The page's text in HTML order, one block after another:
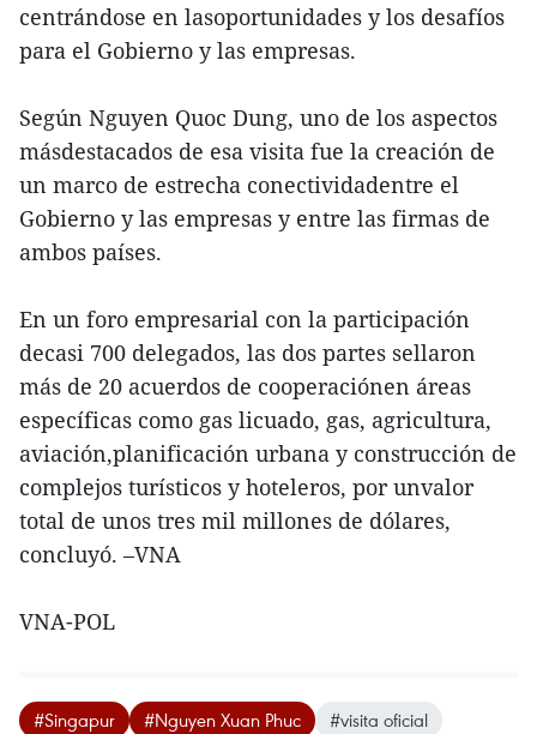
centrándose en lasoportunidades y los desafíos
para el Gobierno y las empresas.
Según Nguyen Quoc Dung, uno de los aspectos
másdestacados de esa visita fue la creación de
un marco de estrecha conectividadentre el
Gobierno y las empresas y entre las firmas de
ambos países.
En un foro empresarial con la participación
decasi 700 delegados, las dos partes sellaron
más de 20 acuerdos de cooperaciónen áreas
específicas como gas licuado, gas, agricultura,
aviación,planificación urbana y construcción de
complejos turísticos y hoteleros, por unvalor
total de unos tres mil millones de dólares,
concluyó. –VNA
VNA-POL
#Singapur #Nguyen Xuan Phuc #visita oficial